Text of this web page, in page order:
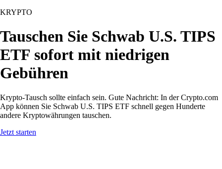
KRYPTO
Tauschen Sie Schwab U.S. TIPS
ETF sofort mit niedrigen
Gebühren
Krypto-Tausch sollte einfach sein. Gute Nachricht: In der Crypto.com
App können Sie Schwab U.S. TIPS ETF schnell gegen Hunderte
andere Kryptowährungen tauschen.
Jetzt starten